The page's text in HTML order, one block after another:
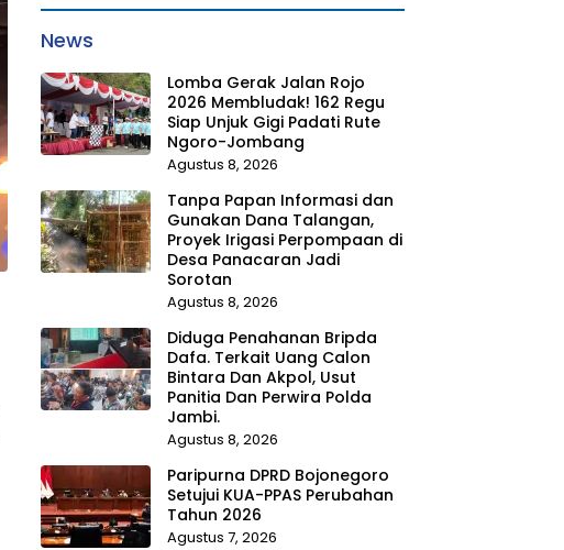
News
Lomba Gerak Jalan Rojo
2026 Membludak! 162 Regu
Siap Unjuk Gigi Padati Rute
Ngoro-Jombang
Agustus 8, 2026
Tanpa Papan Informasi dan
Gunakan Dana Talangan,
Proyek Irigasi Perpompaan di
Desa Panacaran Jadi
Sorotan
Agustus 8, 2026
Diduga Penahanan Bripda
Dafa. Terkait Uang Calon
Bintara Dan Akpol, Usut
Panitia Dan Perwira Polda
Jambi.
Agustus 8, 2026
Paripurna DPRD Bojonegoro
Setujui KUA-PPAS Perubahan
Tahun 2026
Agustus 7, 2026